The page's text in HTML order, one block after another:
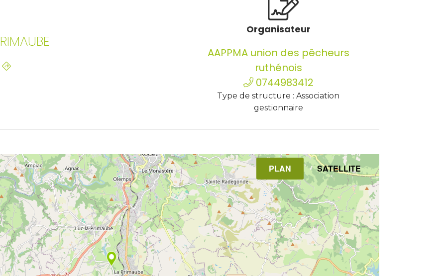
Organisateur
AAPPMA union des pêcheurs
ruthénois
0744983412
Type de structure : Association
gestionnaire
PLAN SATELLITE